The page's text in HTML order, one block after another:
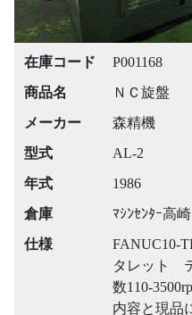
在庫コード
P001168
商品名
ＮＣ旋盤
メーカー
森精機
型式
AL-2
年式
1986
倉庫
ﾏｼﾝｾﾝﾀｰ高崎
仕様
FANUC10-
タレット
数110-
内容と現品